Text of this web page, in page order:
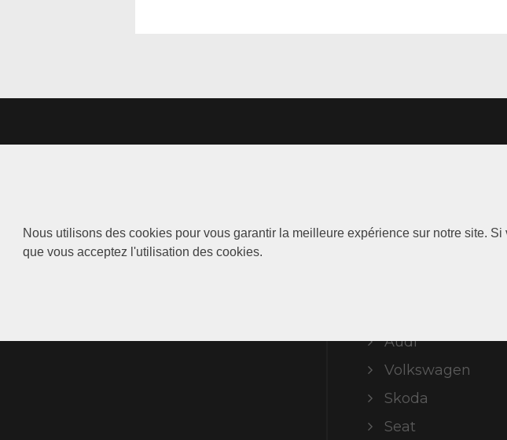
Nous utilisons des cookies pour vous garantir la meilleure expérience sur notre site.
que vous acceptez l'utilisation des cookies.
Audi
Volkswagen
Skoda
Seat